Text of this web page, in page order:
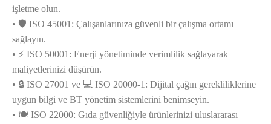
işletme olun.
• 🛡️ ISO 45001: Çalışanlarınıza güvenli bir çalışma ortamı
sağlayın.
• ⚡ ISO 50001: Enerji yönetiminde verimlilik sağlayarak
maliyetlerinizi düşürün.
• 🔒 ISO 27001 ve 💻 ISO 20000-1: Dijital çağın gerekliliklerine
uygun bilgi ve BT yönetim sistemlerini benimseyin.
• 🍽️ ISO 22000: Gıda güvenliğiyle ürünlerinizi uluslararası